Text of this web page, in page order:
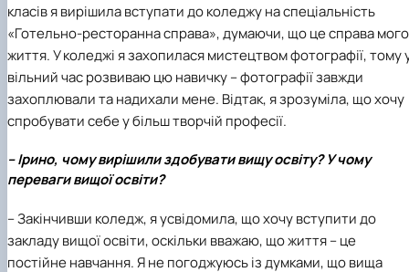
класів я вирішила вступати до коледжуна спеціальність
«Готельно-ресторанна справа», думаючи, що це справа мого
життя. У коледжі я захопилася мистецтвом фотографії, тому
вільний час розвиваю цю навичку – фотографії завжди
захоплювали та надихали мене. Відтак, я зрозуміла, що хочу
спробувати себе у більш творчій професії.
– Ірино, чому вирішили здобувати вищу освіту? У чому
переваги вищої освіти?
–Закінчивши коледж, я усвідомила, що хочу вступити до
закладу вищої освіти, оскільки вважаю, що життя – це
постійне навчання. Я не погоджуюсь із думками, що вища